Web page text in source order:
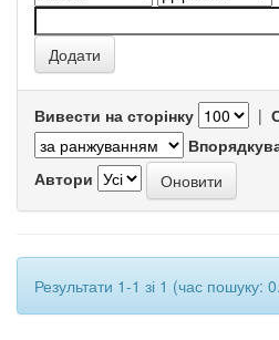
Вивести на сторінку |
Автори
Результати 1-1 зі 1 (час пошуку: